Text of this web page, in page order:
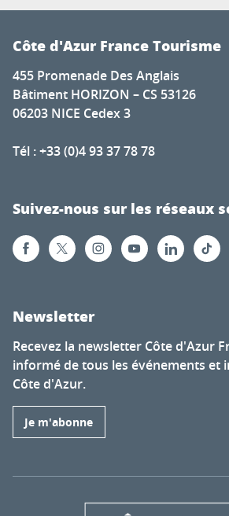
Côte d'Azur France Tourisme
455 Promenade Des Anglais
Bâtiment HORIZON – CS 53126
06203 NICE Cedex 3
Tél : +33 (0)4 93 37 78 78
Suivez-nous sur les réseaux
Newsletter
Recevez la newsletter Côte d'Azur
informé de tous les événements et
Côte d'Azur.
Je m'abonne